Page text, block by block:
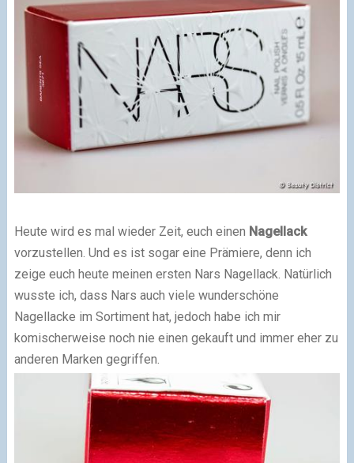
Heute wird es mal wieder Zeit, euch einen Nagellack
vorzustellen. Und es ist sogar eine Prämiere, denn ich
zeige euch heute meinen ersten Nars Nagellack. Natürlich
wusste ich, dass Nars auch viele wunderschöne
Nagellacke im Sortiment hat, jedoch habe ich mir
komischerweise noch nie einen gekauft und immer eher zu
anderen Marken gegriffen.